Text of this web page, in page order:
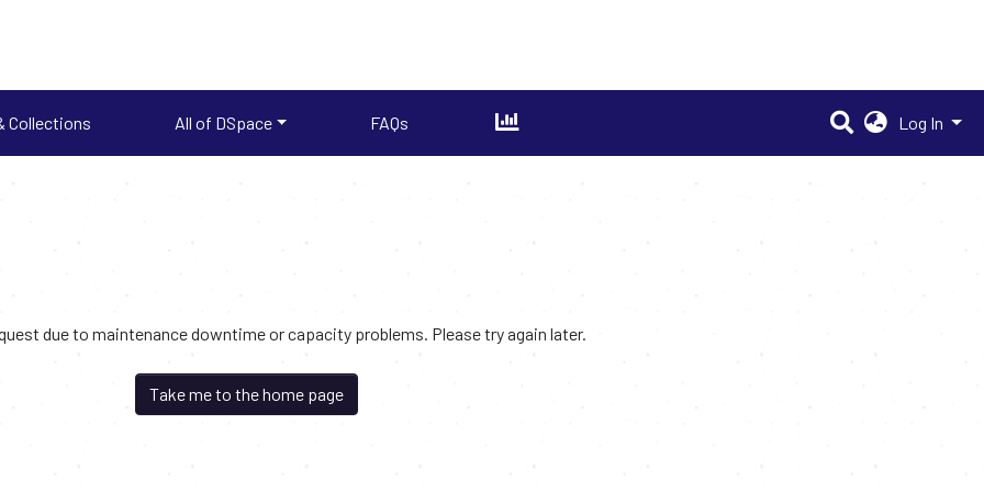
Collections All of DSpace FAQs Log In
due to maintenance downtime or capacity problems. Please try again later.
Take me to the home page